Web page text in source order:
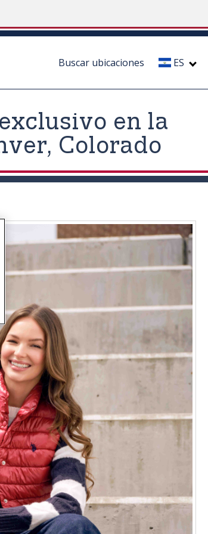
Buscar ubicaciones ES
en la
Colorado